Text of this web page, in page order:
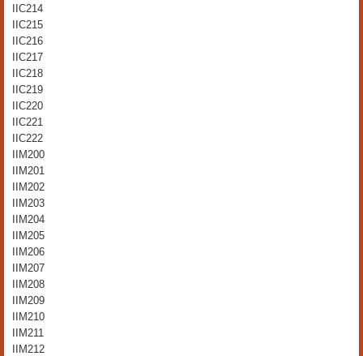
IIC214
IIC215
IIC216
IIC217
IIC218
IIC219
IIC220
IIC221
IIC222
IIM200
IIM201
IIM202
IIM203
IIM204
IIM205
IIM206
IIM207
IIM208
IIM209
IIM210
IIM211
IIM212